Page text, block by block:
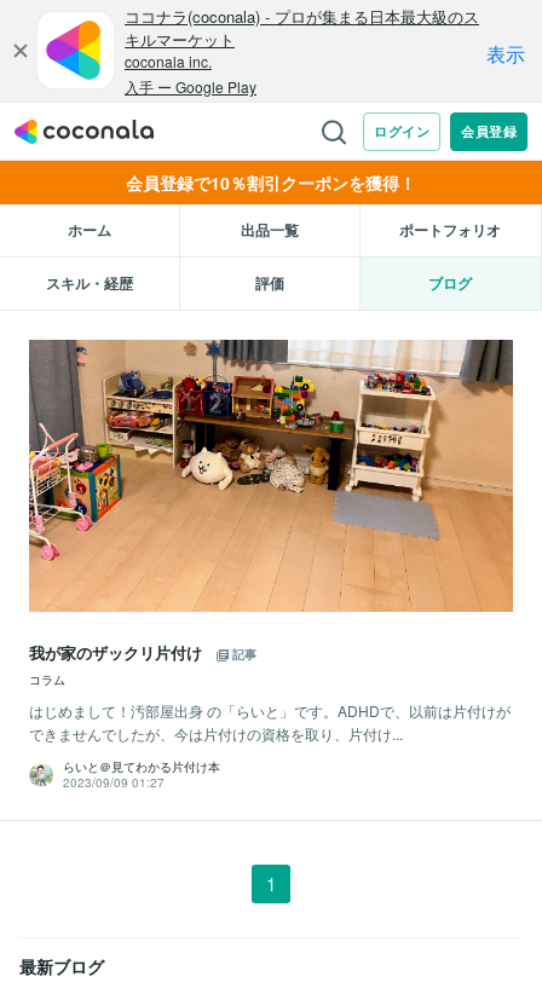
会員登録で10％割引クーポンを獲得！
ホーム 出品一覧 ポートフォリオ
スキル・経歴 評価 ブログ
我が家のザックリ片付け
記事
コラム
はじめまして！汚部屋出身 の「らいと」です。ADHDで、以前は片付けが
できませんでしたが、今は片付けの資格を取り、片付け...
らいと＠見てわかる片付け本
2023/09/09 01:27
1
最新ブログ